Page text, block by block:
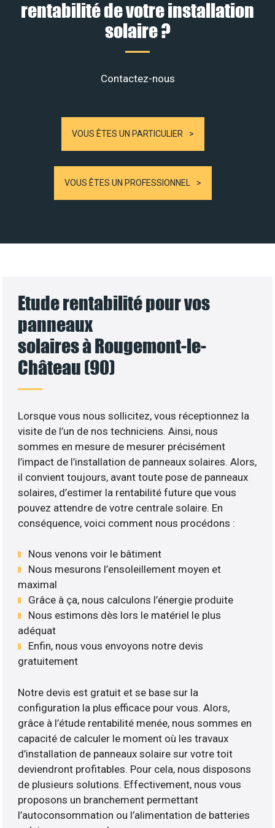
rentabilité de votre installation
solaire ?
Contactez-nous
VOUS ÊTES UN PARTICULIER
VOUS ÊTES UN PROFESSIONNEL
Etude rentabilité pour vos
panneaux
solaires à Rougemont-le-
Château (90)
Lorsque vous nous sollicitez, vous réceptionnez la
visite de l’un de nos techniciens. Ainsi, nous
sommes en mesure de mesurer précisément
l’impact de l’installation de panneaux solaires. Alors,
il convient toujours, avant toute pose de panneaux
solaires, d’estimer la rentabilité future que vous
pouvez attendre de votre centrale solaire. En
conséquence, voici comment nous procédons :
Nous venons voir le bâtiment
Nous mesurons l’ensoleillement moyen et
maximal
Grâce à ça, nous calculons l’énergie produite
Nous estimons dès lors le matériel le plus
adéquat
Enfin, nous vous envoyons notre devis
gratuitement
Notre devis est gratuit et se base sur la
configuration la plus efficace pour vous. Alors,
grâce à l’étude rentabilité menée, nous sommes en
capacité de calculer le moment où les travaux
d’installation de panneaux solaire sur votre toit
deviendront profitables. Pour cela, nous disposons
de plusieurs solutions. Effectivement, nous vous
proposons un branchement permettant
l’autoconsommation ou l’alimentation de batteries